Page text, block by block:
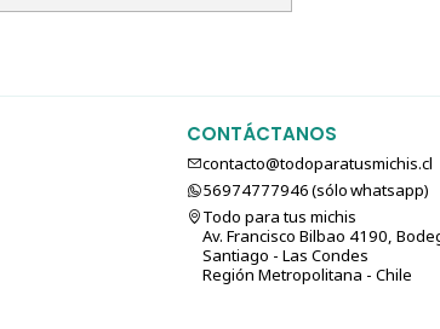
CONTÁCTANOS
contacto@todoparatusmichis.cl
56974777946 (sólo⁣⁣⁣⁣⁣​​​​​​​​​​​​​​​ whatsapp)
Todo para tus michis
Av. Francisco Bilbao 4190,
Santiago - Las Condes
Región Metropolitana - Chile